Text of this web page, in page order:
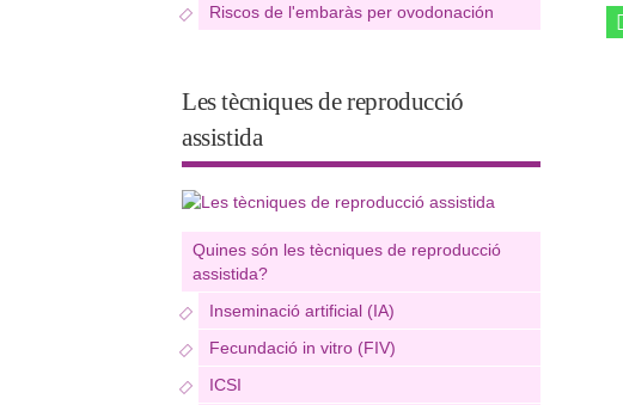
Riscos de l'embaràs per ovodonación
Les tècniques de reproducció
assistida
Quines són les tècniques de reproducció
assistida?
Inseminació artificial (IA)
Fecundació in vitro (FIV)
ICSI